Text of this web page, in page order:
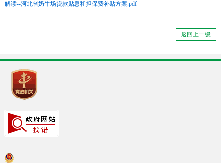
解读--河北省奶牛场贷款贴息和担保费补贴方案.pdf
返回上一级